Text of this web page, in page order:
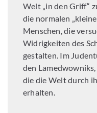
Welt „in den Griff“
die normalen
Menschen, die
Widrigkeiten des
gestalten. Im
den
die die Welt durch
erhalten.